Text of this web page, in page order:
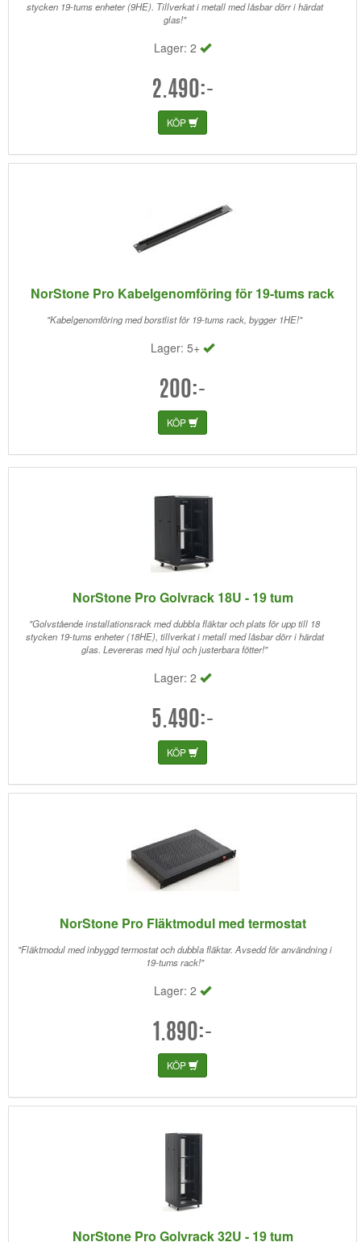
stycken 19-tums enheter (9HE). Tillverkat i metall med låsbar dörr i härdat
glas!"
Lager: 2
2.490:-
KÖP
NorStone Pro Kabelgenomföring för 19-tums rack
"Kabelgenomföring med borstlist för 19-tums rack, bygger 1HE!"
Lager: 5+
200:-
KÖP
NorStone Pro Golvrack 18U - 19 tum
"Golvstående installationsrack med dubbla fläktar och plats för upp till 18
stycken 19-tums enheter (18HE), tillverkat i metall med låsbar dörr i härdat
glas. Levereras med hjul och justerbara fötter!"
Lager: 2
5.490:-
KÖP
NorStone Pro Fläktmodul med termostat
"Fläktmodul med inbyggd termostat och dubbla fläktar. Avsedd för användning i
19-tums rack!"
Lager: 2
1.890:-
KÖP
NorStone Pro Golvrack 32U - 19 tum